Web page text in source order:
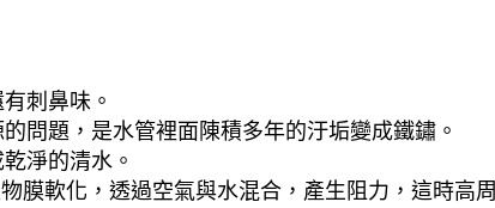
刺鼻味。
問題，是水管裡面陳積多年的汙垢變成鐵鏽。
淨的清水。
膜軟化，透過空氣與水混合，產生阻力，這時高